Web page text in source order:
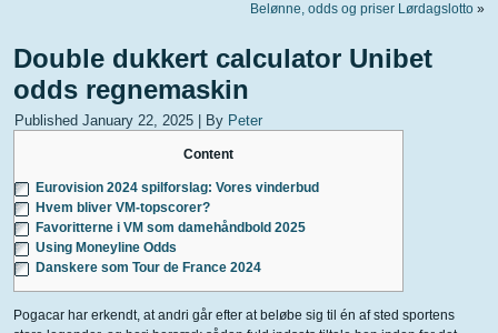
Belønne, odds og priser Lørdagslotto »
Double dukkert calculator Unibet
odds regnemaskin
Published January 22, 2025 By Peter
Content
Eurovision 2024 spilforslag: Vores vinderbud
Hvem bliver VM-topscorer?
Favoritterne i VM som damehåndbold 2025
Using Moneyline Odds
Danskere som Tour de France 2024
Pogacar har erkendt, at andri går efter at beløbe sig til én af sted sportens